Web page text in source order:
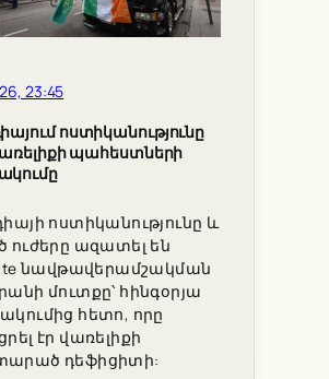
23:45
ոստիկանությունը
պահեստների
ոստիկանությունը և
ուժերը ազատել են
նավթավերամշակման
մուտքը՝ հինգօրյա
հետո, որը
էր վառելիքի
դեֆիցիտի: